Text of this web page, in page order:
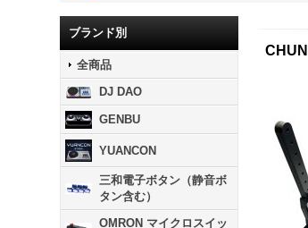
ブランド別
全商品
DJ DAO
GENBU
YUANCON
三和電子ボタン（静音ボ
タン含む）
OMRON マイクロスイッ